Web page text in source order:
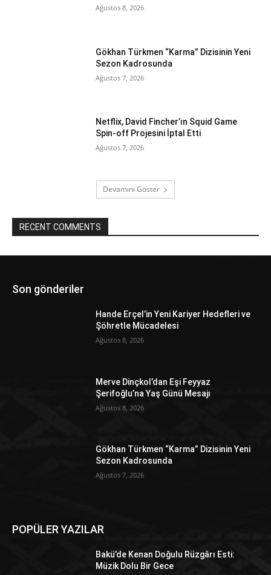
Ağustos 8, 2026
Gökhan Türkmen “Karma” Dizisinin Yeni
Sezon Kadrosunda
Ağustos 7, 2026
Netflix, David Fincher’ın Squid Game
Spin-off Projesini İptal Etti
Ağustos 7, 2026
Devamını Göster
RECENT COMMENTS
Son gönderiler
Hande Erçel’in Yeni Kariyer Hedefleri ve
Şöhretle Mücadelesi
Ağustos 8, 2026
Merve Dinçkol’dan Eşi Feyyaz
Şerifoğlu’na Yaş Günü Mesajı
Ağustos 8, 2026
Gökhan Türkmen “Karma” Dizisinin Yeni
Sezon Kadrosunda
Ağustos 7, 2026
POPÜLER YAZILAR
Bakü’de Kenan Doğulu Rüzgârı Esti:
Müzik Dolu Bir Gece